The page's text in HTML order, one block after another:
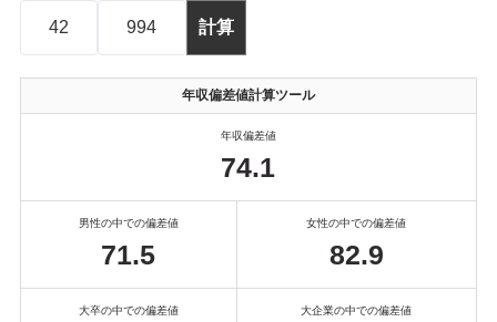
年収偏差値計算ツール
年収偏差値
74.1
男性の中での偏差値
71.5
女性の中での偏差値
82.9
大卒の中での偏差値 大企業の中での偏差値